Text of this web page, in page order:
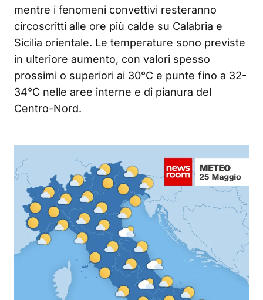
mentre i fenomeni convettivi resteranno
circoscritti alle ore più calde su Calabria e
Sicilia orientale. Le temperature sono previste
in ulteriore aumento, con valori spesso
prossimi o superiori ai 30°C e punte fino a 32-
34°C nelle aree interne e di pianura del
Centro-Nord.